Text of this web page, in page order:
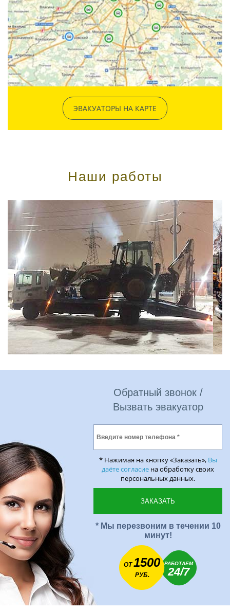
ЭВАКУАТОРЫ НА КАРТЕ
Наши работы
Обратный звонок /
Вызвать эвакуатор
* Нажимая на кнопку «Заказать», Вы
даёте согласие на обработку своих
персональных данных.
* Мы перезвоним в течении 10
минут!
ОТ1500
РУБ.
РАБОТАЕМ
24/7